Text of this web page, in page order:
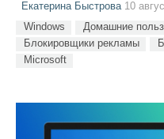
Екатерина Быстрова10
Windows Домашние
Блокировщики рекламы
Microsoft